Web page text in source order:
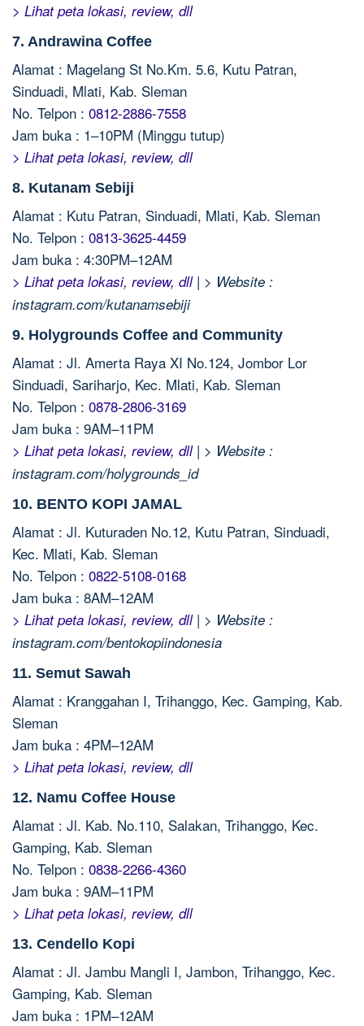
> Lihat peta lokasi, review, dll
7. Andrawina Coffee
Alamat : Magelang St No.Km. 5.6, Kutu Patran,
Sinduadi, Mlati, Kab. Sleman
No. Telpon : 0812-2886-7558
Jam buka : 1–10PM (Minggu tutup)
> Lihat peta lokasi, review, dll
8. Kutanam Sebiji
Alamat : Kutu Patran, Sinduadi, Mlati, Kab. Sleman
No. Telpon : 0813-3625-4459
Jam buka : 4:30PM–12AM
> Lihat peta lokasi, review, dll| > Website :
instagram.com/kutanamsebiji
9. Holygrounds Coffee and Community
Alamat : Jl. Amerta Raya XI No.124, Jombor Lor
Sinduadi, Sariharjo, Kec. Mlati, Kab. Sleman
No. Telpon : 0878-2806-3169
Jam buka : 9AM–11PM
> Lihat peta lokasi, review, dll| > Website :
instagram.com/holygrounds_id
10. BENTO KOPI JAMAL
Alamat : Jl. Kuturaden No.12, Kutu Patran, Sinduadi,
Kec. Mlati, Kab. Sleman
No. Telpon : 0822-5108-0168
Jam buka : 8AM–12AM
> Lihat peta lokasi, review, dll| > Website :
instagram.com/bentokopiindonesia
11. Semut Sawah
Alamat : Kranggahan I, Trihanggo, Kec. Gamping, Kab.
Sleman
Jam buka : 4PM–12AM
> Lihat peta lokasi, review, dll
12. Namu Coffee House
Alamat : Jl. Kab. No.110, Salakan, Trihanggo, Kec.
Gamping, Kab. Sleman
No. Telpon : 0838-2266-4360
Jam buka : 9AM–11PM
> Lihat peta lokasi, review, dll
13. Cendello Kopi
Alamat : Jl. Jambu Mangli I, Jambon, Trihanggo, Kec.
Gamping, Kab. Sleman
Jam buka : 1PM–12AM